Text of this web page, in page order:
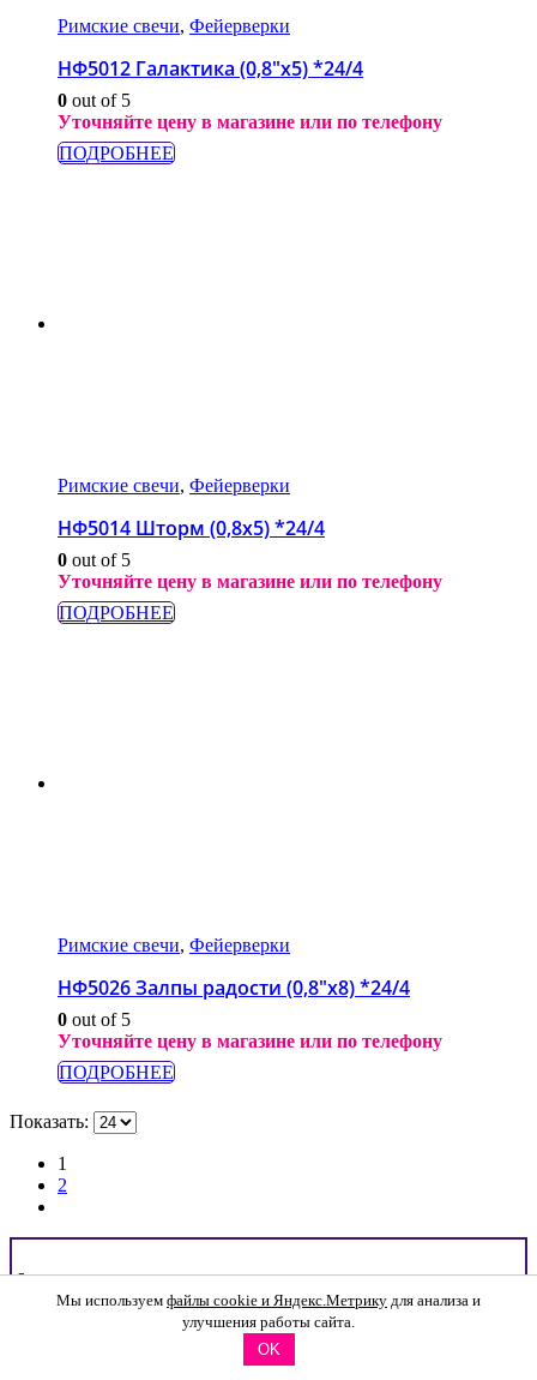
Римские свечи, Фейерверки
НФ5012 Галактика (0,8″x5) *24/4
0 out of 5
Уточняйте цену в магазине или по телефону
ПОДРОБНЕЕ
Римские свечи, Фейерверки
НФ5014 Шторм (0,8х5) *24/4
0 out of 5
Уточняйте цену в магазине или по телефону
ПОДРОБНЕЕ
Римские свечи, Фейерверки
НФ5026 Залпы радости (0,8″х8) *24/4
0 out of 5
Уточняйте цену в магазине или по телефону
ПОДРОБНЕЕ
Показать:
1
2
фильтр по цене
Max
price
Мы используем файлы cookie и Яндекс.Метрику для анализа и
улучшения работы сайта.
OK